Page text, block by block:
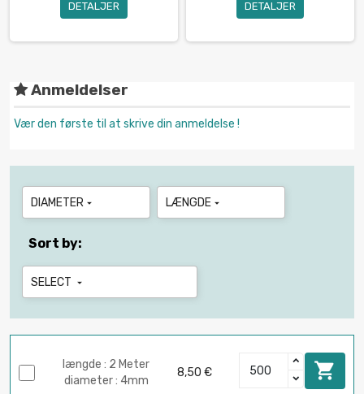
DETALJER DETALJER
Anmeldelser
Vær den første til at skrive din anmeldelse !
DIAMETER  LÆNGDE 
Sort by:
SELECT 
længde : 2 Meter
diameter : 4mm
8,50 € 